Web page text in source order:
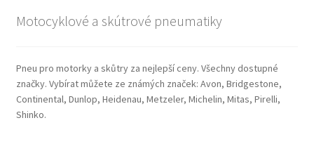
Motocyklové a skútrové pneumatiky
Pneu pro motorky a skůtry za nejlepší ceny. Všechny dostupné
značky. Vybírat můžete ze známých značek: Avon, Bridgestone,
Continental, Dunlop, Heidenau, Metzeler, Michelin, Mitas, Pirelli,
Shinko.